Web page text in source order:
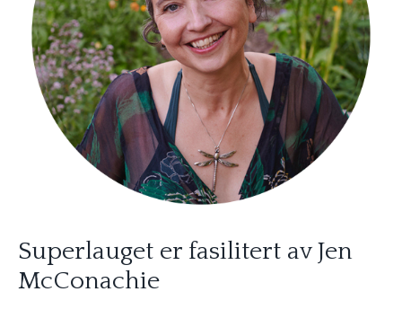
Superlauget er fasilitert av Jen
McConachie